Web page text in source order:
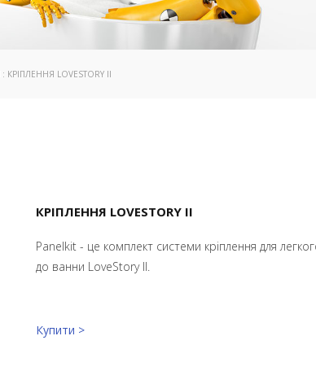
: КРІПЛЕННЯ LOVESTORY II
КРІПЛЕННЯ LOVESTORY II
Panelkit - це комплект системи кріплення для
до ванни LoveStory II.
Купити >